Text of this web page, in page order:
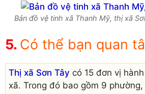
Bản đồ vệ tinh xã Thanh Mỹ, thị xã
Có thể bạn quan
Thị xã Sơn Tây có 15 đơn vị
xã. Trong đó bao gồm 9 phường,